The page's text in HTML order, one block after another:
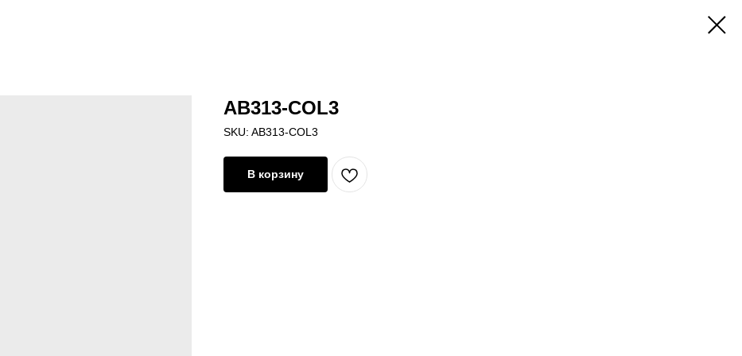
AB313-COL3
SKU: AB313-COL3
В корзину